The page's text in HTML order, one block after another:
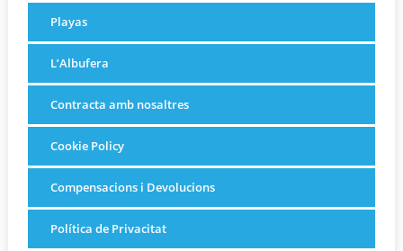
Playas
L’Albufera
Contracta amb nosaltres
Cookie Policy
Compensacions i Devolucions
Política de Privacitat